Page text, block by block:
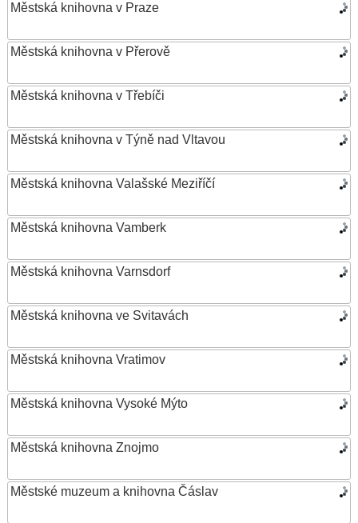
Městská knihovna v Praze
Městská knihovna v Přerově
Městská knihovna v Třebíči
Městská knihovna v Týně nad Vltavou
Městská knihovna Valašské Meziříčí
Městská knihovna Vamberk
Městská knihovna Varnsdorf
Městská knihovna ve Svitavách
Městská knihovna Vratimov
Městská knihovna Vysoké Mýto
Městská knihovna Znojmo
Městské muzeum a knihovna Čáslav